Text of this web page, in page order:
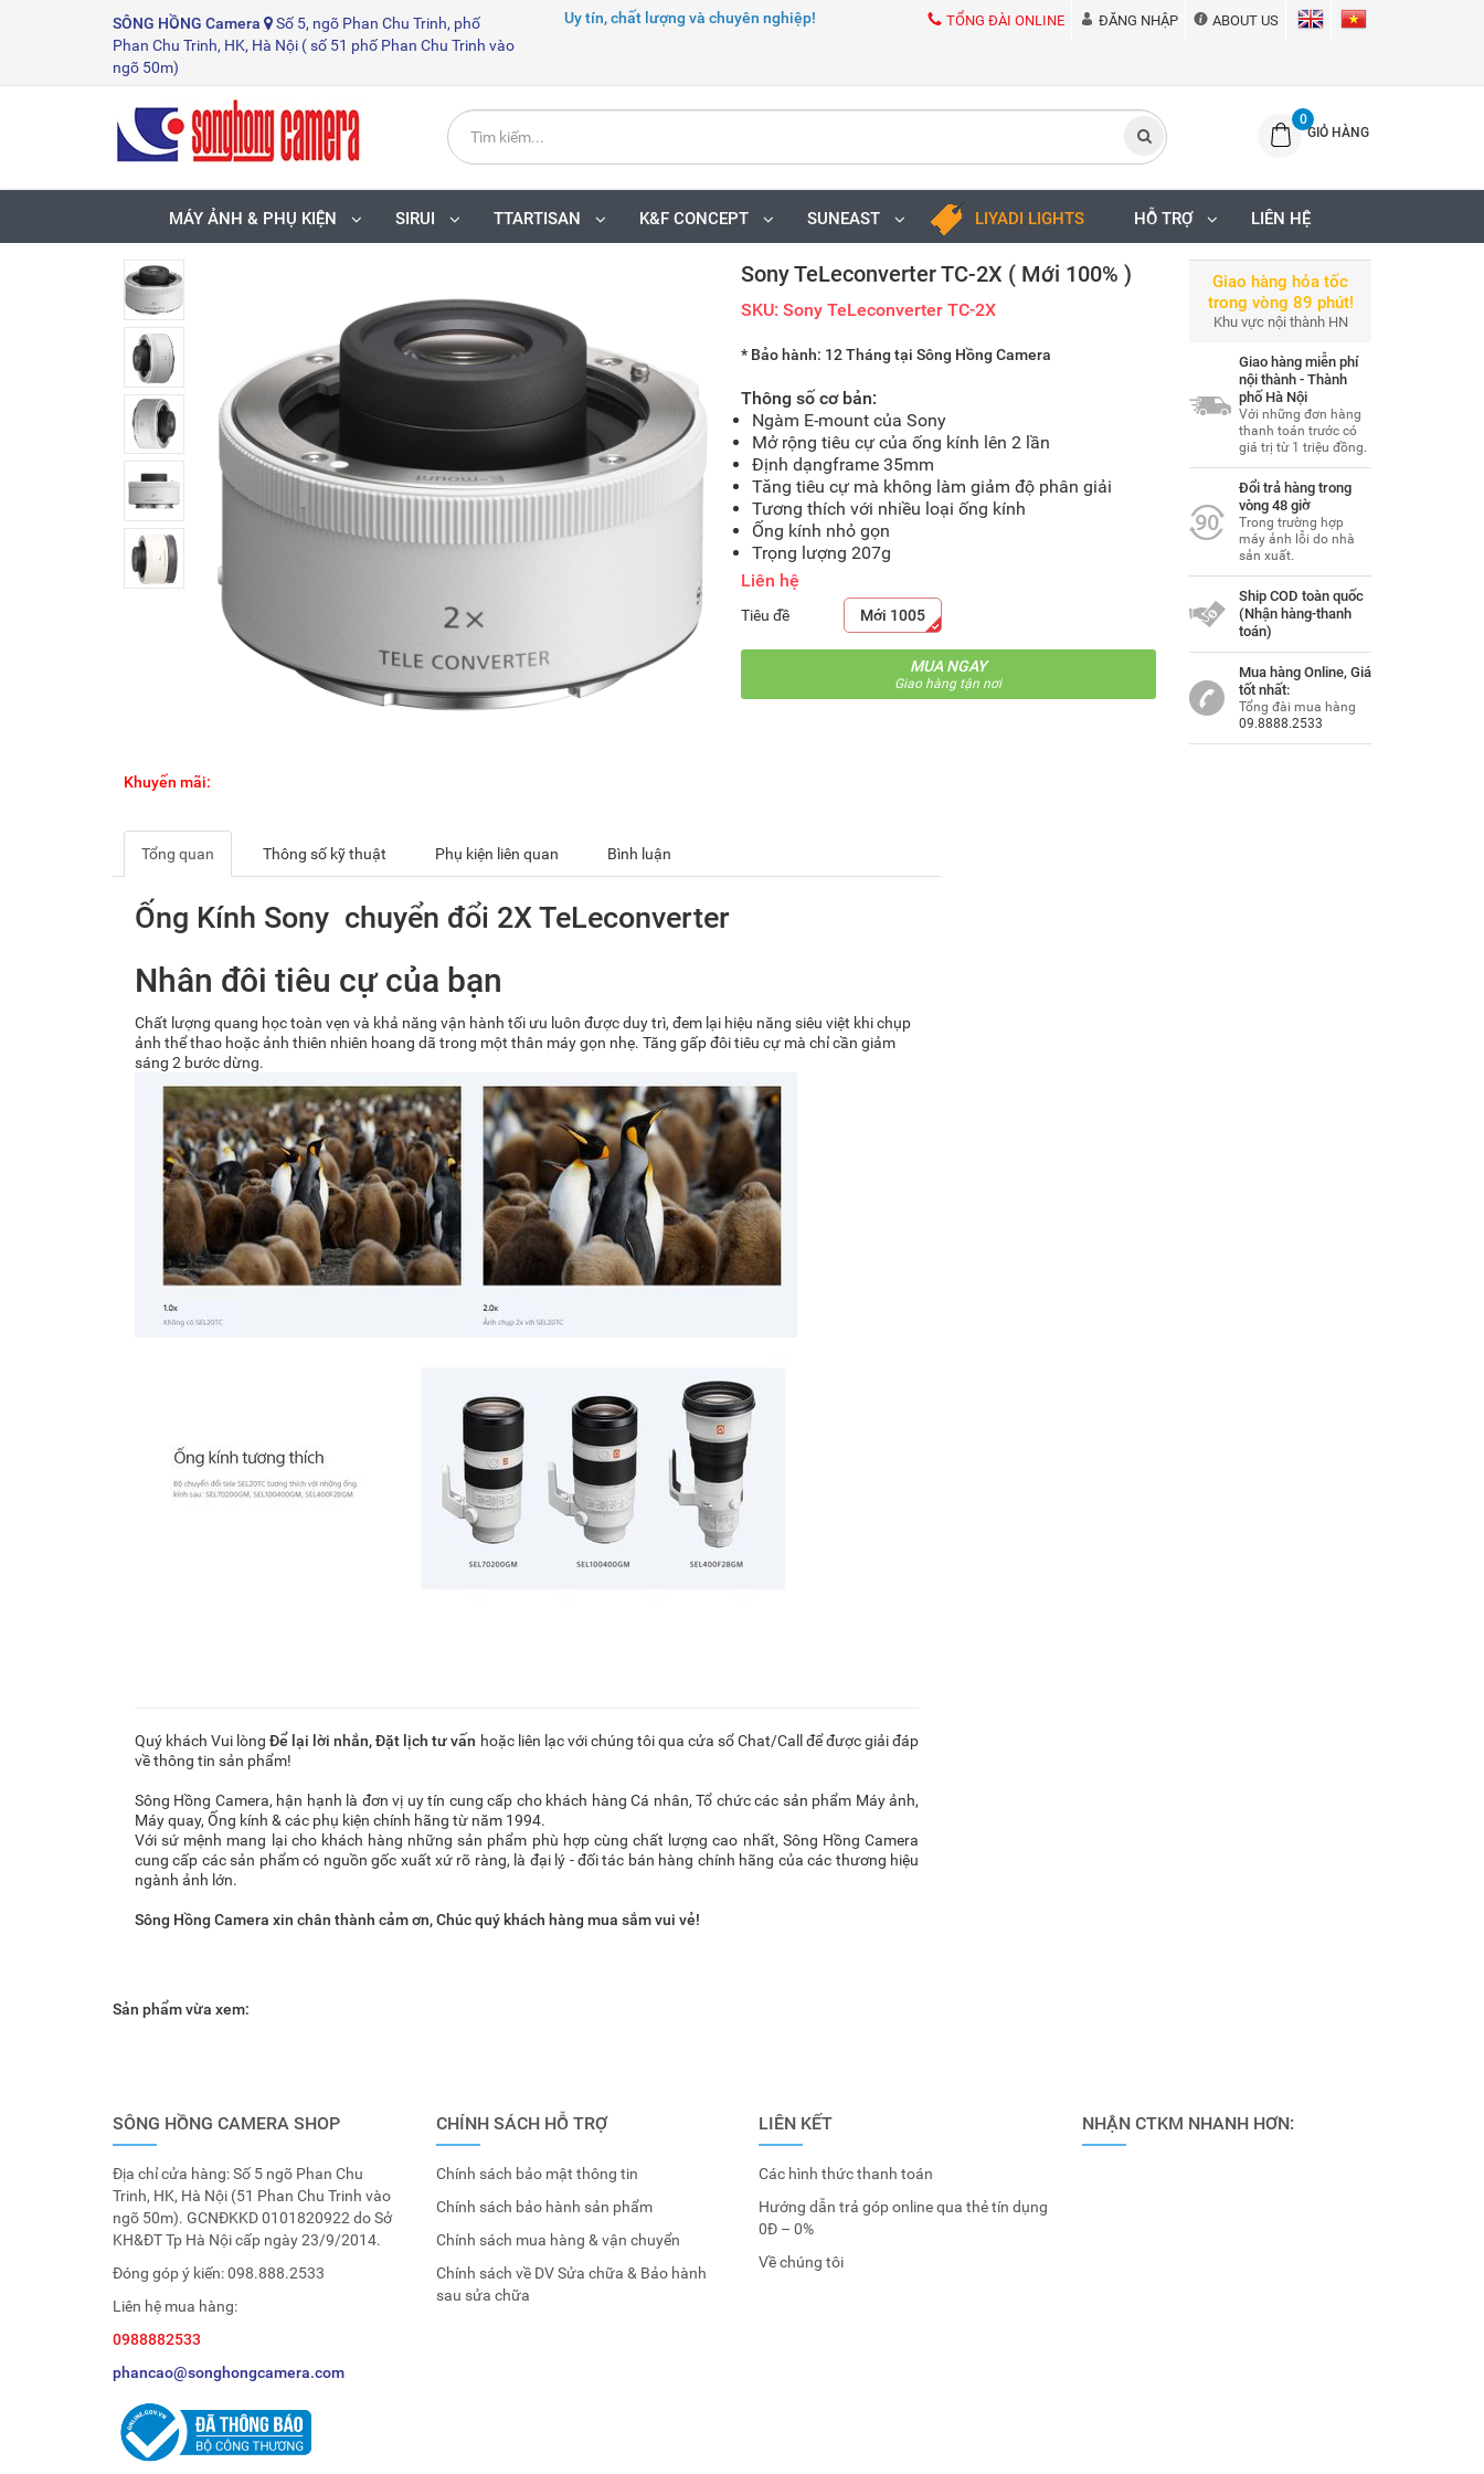
SÔNG HỒNG Camera
Số 5, ngõ Phan Chu Trinh, phố
Phan Chu Trinh, HK, Hà Nội ( số 51 phố Phan Chu Trinh vào
ngõ 50m)
Uy tín, chất lượng và chuyên nghiệp! TỔNG ĐÀI ONLINE ĐĂNG NHẬP ABOUT US
0
GIỎ HÀNG
MÁY ẢNH & PHỤ KIỆN SIRUI TTARTISAN K&F CONCEPT SUNEAST LIYADI LIGHTS HỖ TRỢ LIÊN HỆ
Khuyến mãi:
Sony TeLeconverter TC-2X ( Mới 100% )
SKU: Sony TeLeconverter TC-2X
* Bảo hành: 12 Tháng tại Sông Hồng Camera
Thông số cơ bản:
Ngàm E-mount của Sony
Mở rộng tiêu cự của ống kính lên 2 lần
Định dạngframe 35mm
Tăng tiêu cự mà không làm giảm độ phân giải
Tương thích với nhiều loại ống kính
Ống kính nhỏ gọn
Trọng lượng 207g
Liên hệ
Tiêu đề Mới 1005
MUA NGAY
Giao hàng tận nơi
Giao hàng hỏa tốc
trong vòng 89 phút!
Khu vực nội thành HN
Giao hàng miễn phí
nội thành - Thành
phố Hà Nội
Với những đơn hàng
thanh toán trước có
giá trị từ 1 triệu đồng.
Đổi trả hàng trong
vòng 48 giờ
Trong trường hợp
máy ảnh lỗi do nhà
sản xuất.
Ship COD toàn quốc
(Nhận hàng-thanh
toán)
Mua hàng Online, Giá
tốt nhất:
Tổng đài mua hàng
09.8888.2533
Tổng quan Thông số kỹ thuật Phụ kiện liên quan Bình luận
Ống Kính Sony chuyển đổi 2X TeLeconverter
Nhân đôi tiêu cự của bạn
Chất lượng quang học toàn vẹn và khả năng vận hành tối ưu luôn được duy trì, đem lại hiệu năng siêu việt khi chụp
ảnh thể thao hoặc ảnh thiên nhiên hoang dã trong một thân máy gọn nhẹ. Tăng gấp đôi tiêu cự mà chỉ cần giảm
sáng 2 bước dừng.
Quý khách Vui lòng Để lại lời nhắn,Đặt lịch tư vấn hoặc liên lạc với chúng tôi qua cửa sổ Chat/Call để được giải đáp
về thông tin sản phẩm!
Sông Hồng Camera, hận hạnh là đơn vị uy tín cung cấp cho khách hàng Cá nhân, Tổ chức các sản phẩm Máy ảnh,
Máy quay, Ống kính & các phụ kiện chính hãng từ năm 1994.
Với sứ mệnh mang lại cho khách hàng những sản phẩm phù hợp cùng chất lượng cao nhất, Sông Hồng Camera
cung cấp các sản phẩm có nguồn gốc xuất xứ rõ ràng, là đại lý - đối tác bán hàng chính hãng của các thương hiệu
ngành ảnh lớn.
Sông Hồng Camera xin chân thành cảm ơn, Chúc quý khách hàng mua sắm vui vẻ!
Sản phẩm vừa xem:
SÔNG HỒNG CAMERA SHOP
Địa chỉ cửa hàng: Số 5 ngõ Phan Chu
Trinh, HK, Hà Nội (51 Phan Chu Trinh vào
ngõ 50m). GCNĐKKD 0101820922 do Sở
KH&ĐT Tp Hà Nội cấp ngày 23/9/2014.
Đóng góp ý kiến:098.888.2533
Liên hệ mua hàng:
0988882533
phancao@songhongcamera.com
CHÍNH SÁCH HỖ TRỢ
Chính sách bảo mật thông tin
Chính sách bảo hành sản phẩm
Chính sách mua hàng & vận chuyển
Chính sách về DV Sửa chữa & Bảo hành
sau sửa chữa
LIÊN KẾT
Các hình thức thanh toán
Hướng dẫn trả góp online qua thẻ tín dụng
0Đ – 0%
Về chúng tôi
NHẬN CTKM NHANH HƠN: